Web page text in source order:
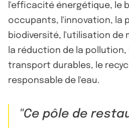
l'efficacité énergétique, le
occupants, l'innovation, la
biodiversité, l'utilisation de
la réduction de la pollution,
transport durables, le
responsable de l'eau.
Ce pôle de